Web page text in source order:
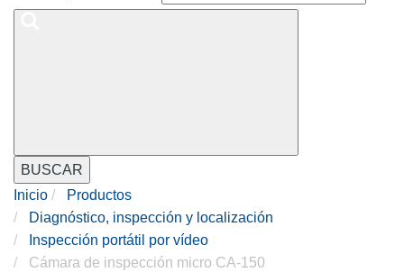
BUSCAR
Inicio
Productos
Diagnóstico, inspección y localización
Inspección portátil por vídeo
Cámara de inspección micro CA-150